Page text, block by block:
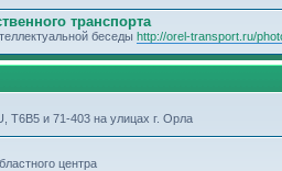
транспорта
беседы http://orel-transport.ru/
T6B5 и 71-403 на улицах г. Орла
центра